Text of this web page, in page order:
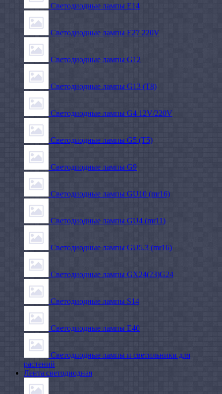
Светодиодные лампы E14
Светодиодные лампы E27 220V
Светодиодные лампы G12
Светодиодные лампы G13 (T8)
Светодиодные лампы G4 12V/220V
Светодиодные лампы G5 (T5)
Светодиодные лампы G9
Светодиодные лампы GU10 (mr16)
Светодиодные лампы GU4 (mr11)
Светодиодные лампы GU5.3 (mr16)
Светодиодные лампы GX24(23)G24
Светодиодные лампы S14
Светодиодные лампы Е40
Светодиодные лампы и светильники для
растений
Лента светодиодная